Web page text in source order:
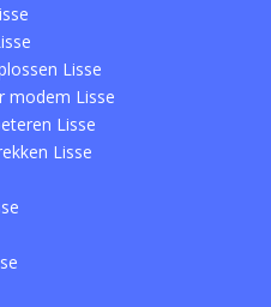
Lisse
modem Lisse
Lisse
Lisse